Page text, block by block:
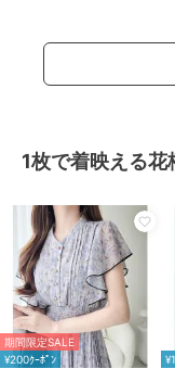
1枚で着映える
期間限定SALE
¥200ｸｰﾎﾟﾝ